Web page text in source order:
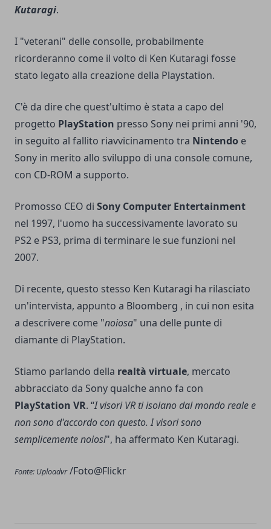
Kutaragi.
I "veterani" delle consolle, probabilmente
ricorderanno come il volto di Ken Kutaragi fosse
stato legato alla creazione della Playstation.
C'è da dire che quest'ultimo è stata a capo del
progetto PlayStation presso Sony nei primi anni '90,
in seguito al fallito riavvicinamento tra Nintendo e
Sony in merito allo sviluppo di una console comune,
con CD-ROM a supporto.
Promosso CEO di Sony Computer Entertainment
nel 1997, l'uomo ha successivamente lavorato su
PS2 e PS3, prima di terminare le sue funzioni nel
2007.
Di recente, questo stesso Ken Kutaragi ha rilasciato
un'intervista, appunto a Bloomberg , in cui non esita
a descrivere come "noiosa" una delle punte di
diamante di PlayStation.
Stiamo parlando della realtà virtuale, mercato
abbracciato da Sony qualche anno fa con
PlayStation VR. “I visori VR ti isolano dal mondo reale e
non sono d'accordo con questo. I visori sono
semplicemente noiosi", ha affermato Ken Kutaragi.
Fonte: Uploadvr/Foto@Flickr